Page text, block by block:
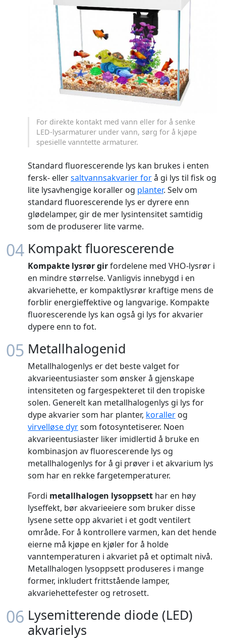
For direkte kontakt med vann eller for å senke
LED-lysarmaturer under vann, sørg for å kjøpe
spesielle vanntette armaturer.
Standard fluorescerende lys kan brukes i enten
fersk- ellersaltvannsakvarier forå gi lys til fisk og
lite lysavhengige koraller og planter. Selv om
standard fluorescerende lys er dyrere enn
glødelamper, gir de mer lysintensitet samtidig
som de produserer lite varme.
04 Kompakt fluorescerende
Kompakte lysrør girfordelene med VHO-lysrør i
en mindre størrelse. Vanligvis innebygd i en
akvariehette, er kompaktlysrør kraftige mens de
forblir energieffektive og langvarige. Kompakte
fluorescerende lys kan også gi lys for akvarier
dypere enn to fot.
05 Metallhalogenid
Metallhalogenlys er det beste valget for
akvarieentusiaster som ønsker å gjenskape
intensiteten og fargespekteret til den tropiske
solen. Generelt kan metallhalogenlys gi lys for
dype akvarier som har planter, koraller og
virvelløse dyrsom fotosyntetiserer. Noen
akvarieentusiaster liker imidlertid å bruke en
kombinasjon av fluorescerende lys og
metallhalogenlys for å gi prøver i et akvarium lys
som har en rekke fargetemperaturer.
Fordi metallhalogen lysoppsett har en høy
lyseffekt, bør akvarieeiere som bruker disse
lysene sette opp akvariet i et godt ventilert
område. For å kontrollere varmen, kan det hende
eierne må kjøpe en kjøler for å holde
vanntemperaturen i akvariet på et optimalt nivå.
Metallhalogen lysoppsett produseres i mange
former, inkludert frittstående lamper,
akvariehettefester og retrosett.
06 Lysemitterende diode (LED)
akvarielys